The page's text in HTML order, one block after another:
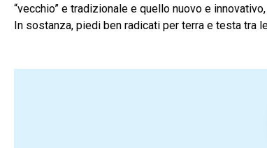
“vecchio” e tradizionale e quello nuovo e
In sostanza, piedi ben radicati per terra e testa tra